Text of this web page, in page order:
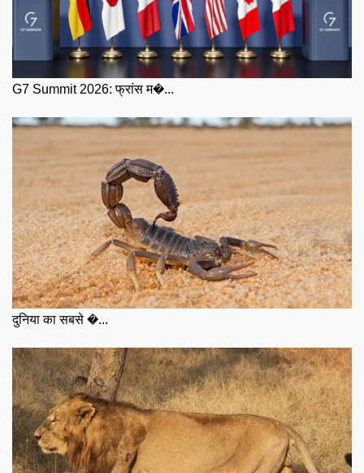
G7 Summit 2026: फ्रांस म�...
दुनिया का सबसे �...